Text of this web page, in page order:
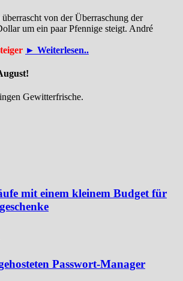
von der Überraschung der
um ein paar Pfennige steigt. André
► Weiterlesen..
Gewitterfrische.
mit einem kleinem Budget für
Passwort-Manager